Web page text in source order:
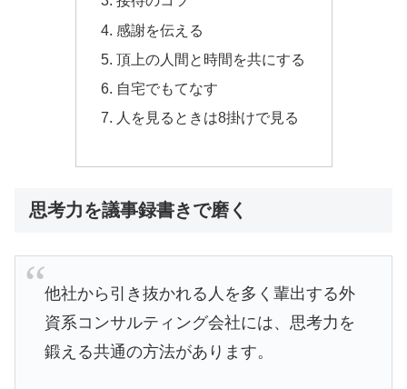
感謝を伝える
頂上の人間と時間を共にする
自宅でもてなす
人を見るときは8掛けで見る
思考力を議事録書きで磨く
他社から引き抜かれる人を多く輩出する外
資系コンサルティング会社には、思考力を
鍛える共通の方法があります。